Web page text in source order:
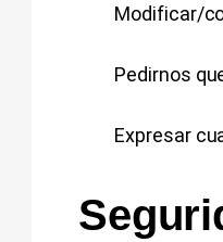
Modificar/
Pedirnos
Expresar